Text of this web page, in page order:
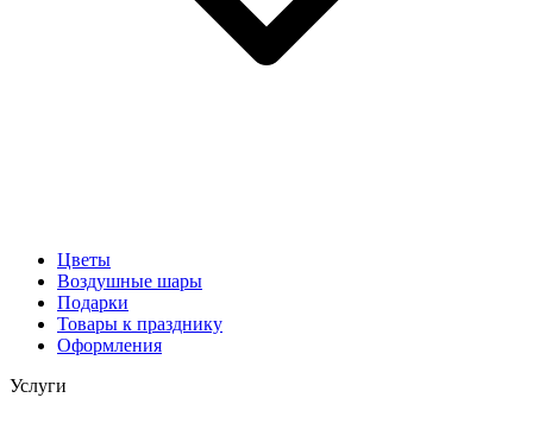
Цветы
Воздушные шары
Подарки
Товары к празднику
Оформления
Услуги